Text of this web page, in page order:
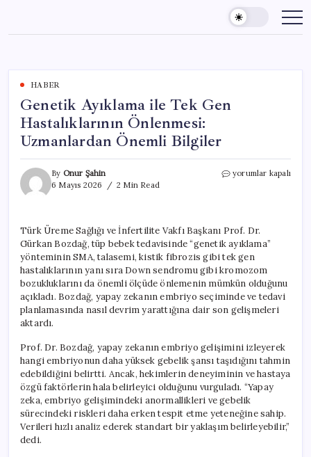
content
HABER
Genetik Ayıklama ile Tek Gen
Hastalıklarının Önlenmesi:
Uzmanlardan Önemli Bilgiler
By Onur Şahin
6 Mayıs 2026
2 Min Read
Genetik
Hastalıklarının
Önlenmesi:
Uzmanlardan
Önemli
Bilgiler
için
yorumlar kapalı
Türk Üreme Sağlığı ve İnfertilite Vakfı Başkanı Prof. Dr.
Gürkan Bozdağ, tüp bebek tedavisinde “genetik ayıklama”
yönteminin SMA, talasemi, kistik fibrozis gibi tek gen
hastalıklarının yanı sıra Down sendromu gibi kromozom
bozukluklarını da önemli ölçüde önlemenin mümkün olduğunu
açıkladı. Bozdağ, yapay zekanın embriyo seçiminde ve tedavi
planlamasında nasıl devrim yarattığına dair son gelişmeleri
aktardı.
Prof. Dr. Bozdağ, yapay zekanın embriyo gelişimini izleyerek
hangi embriyonun daha yüksek gebelik şansı taşıdığını tahmin
edebildiğini belirtti. Ancak, hekimlerin deneyiminin ve hastaya
özgü faktörlerin hala belirleyici olduğunu vurguladı. “Yapay
zeka, embriyo gelişimindeki anormallikleri ve gebelik
sürecindeki riskleri daha erken tespit etme yeteneğine sahip.
Verileri hızlı analiz ederek standart bir yaklaşım belirleyebilir,”
dedi.